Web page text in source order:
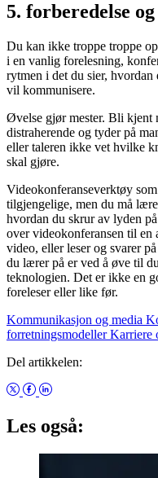
5. forberedelse
Du kan ikke troppe troppe
i en vanlig forelesning,
rytmen i det du sier,
vil kommunisere.
Øvelse gjør mester. Bli kjent
distraherende og tyder på
eller taleren ikke vet hvilke
skal gjøre.
Videokonferanseverktøy
tilgjengelige, men du må
hvordan du skrur av lyden
over videokonferansen til en
video, eller leser og svarer
du lærer på er ved å øve til
teknologien. Det er ikke en
foreleser eller like før.
Kommunikasjon og media
forretningsmodellerKarriere
Del artikkelen:
Les også: